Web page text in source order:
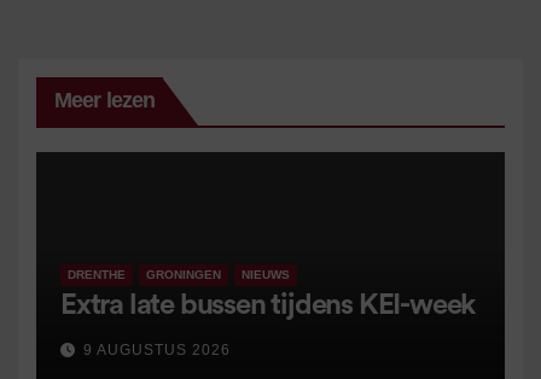
Meer lezen
DRENTHE GRONINGEN NIEUWS
Extra late bussen tijdens KEI-week
9 AUGUSTUS 2026